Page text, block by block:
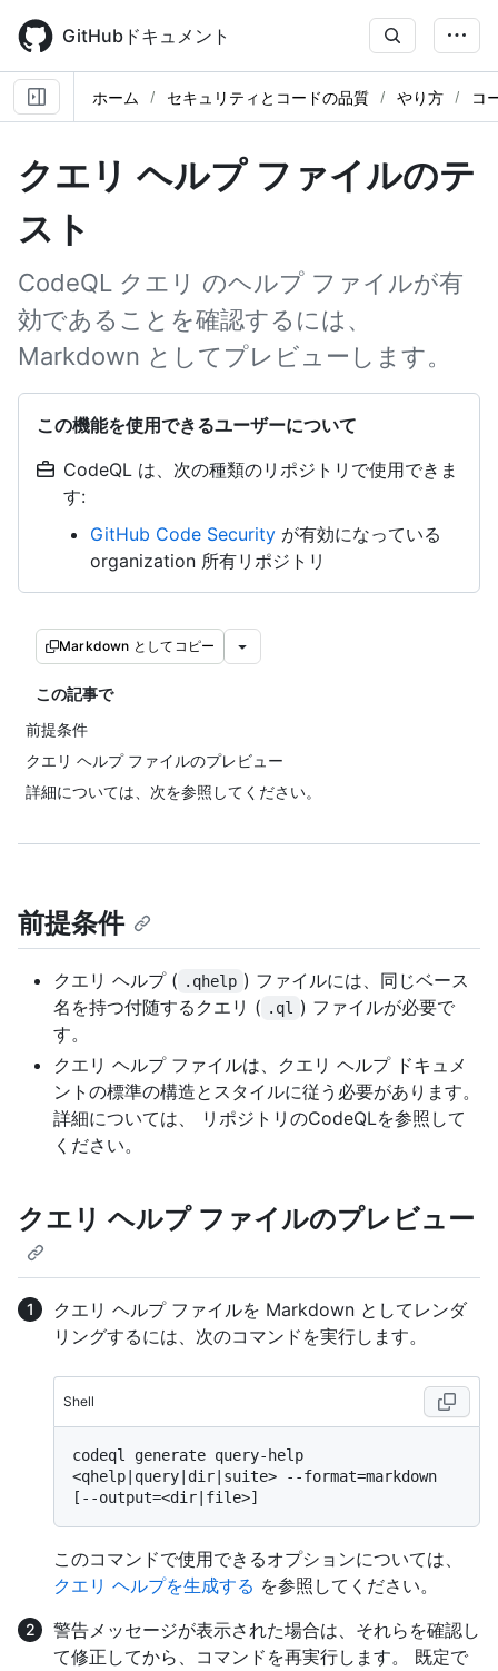
main
content
GitHubドキュメント
ホーム セキュリティとコードの品質 やり方 コ
クエリ ヘルプ ファイルのテ
スト
CodeQL クエリ のヘルプ ファイルが有
効であることを確認するには、
Markdown としてプレビューします。
この機能を使用できるユーザーについて
CodeQL は、次の種類のリポジトリで使用できま
す:
GitHub Code Security が有効になっている
organization 所有リポジトリ
Markdown としてコピー
この記事で
前提条件
クエリ ヘルプ ファイルのプレビュー
詳細については、次を参照してください。
前提条件
クエリ ヘルプ ( .qhelp ) ファイルには、同じベース
名を持つ付随するクエリ ( .ql
) ファイルが必要で
す。
クエリ ヘルプ ファイルは、クエリ ヘルプ ドキュメ
ントの標準の構造とスタイルに従う必要があります。
詳細については、
リポジトリのCodeQLを参照して
ください。
クエリ ヘルプ ファイルのプレビュー
クエリ ヘルプ ファイルを Markdown としてレンダ
リングするには、次のコマンドを実行します。
Shell
codeql generate query-help
<qhelp|query|dir|suite> --format=markdown
このコマンドで使用できるオプションについては、
クエリ ヘルプを生成する を参照してください。
警告メッセージが表示された場合は、それらを確認し
て修正してから、コマンドを再実行します。 既定で